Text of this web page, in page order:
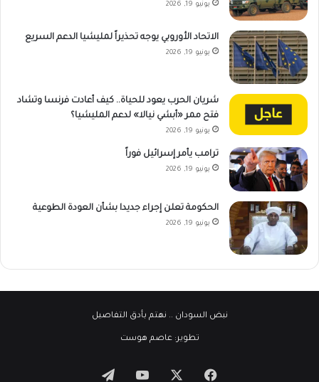
يونيو 19, 2026
الاتحاد الأوروبي يوجه تحذيراً لمليشيا الدعم السريع
يونيو 19, 2026
شريان الحرب يعود للحياة.. كيف أعادت فرنسا وتشاد
فتح ممر «أبشي نيالا» لدعم المليشيا؟
يونيو 19, 2026
ترامب يأمر إسرائيل فوراً
يونيو 19, 2026
الحكومة تعلن إجراء جديدا بشأن العودة الطوعية
يونيو 19, 2026
نبض السودان .. نهتم بأدق التفاصيل
تطوير:عاصم هوست
فيسبوك ‫YouTubeتيلقرام